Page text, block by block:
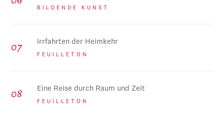
BILDENDE KUNST
Irrfahrten der Heimkehr
FEUILLETON
Eine Reise durch Raum und Zeit
FEUILLETON